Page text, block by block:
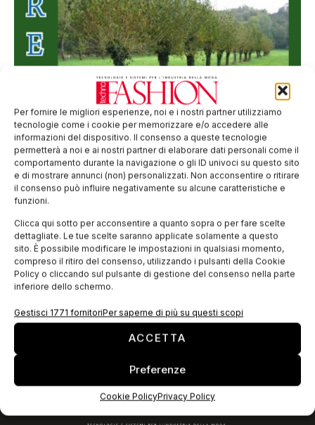
Per fornire le migliori esperienze, noi e i nostri partner utilizziamo
tecnologie come i cookie per memorizzare e/o accedere alle
informazioni del dispositivo. Il consenso a queste tecnologie
permetterà a noi e ai nostri partner di elaborare dati personali come il
comportamento durante la navigazione o gli ID univoci su questo sito
e di mostrare annunci (non) personalizzati. Non acconsentire o ritirare
il consenso può influire negativamente su alcune caratteristiche e
funzioni.
Clicca qui sotto per acconsentire a quanto sopra o per fare scelte
dettagliate. Le tue scelte saranno applicate solamente a questo
sito. È possibile modificare le impostazioni in qualsiasi momento,
compreso il ritiro del consenso, utilizzando i pulsanti della Cookie
Policy o cliccando sul pulsante di gestione del consenso nella parte
inferiore dello schermo.
Gestisci 1771 fornitoriPer saperne di più su questi scopi
ACCETTA
Preferenze
Cookie PolicyPrivacy Policy
Il baco da seta in mostra a Legnano
Fino all’11 maggio presso il Palazzo Leone da Perego, via
Gilardelli 10 di Legnano (MI) sarà possibile possibile visitare la
mostra “C’era una volta il baco da seta” organizzata dall’
Associazione
EDICOLA WEB
ISCRIVITI ALLA NEWSLETTER